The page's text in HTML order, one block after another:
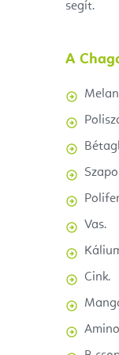
segít.
A
Vas.
Cink.